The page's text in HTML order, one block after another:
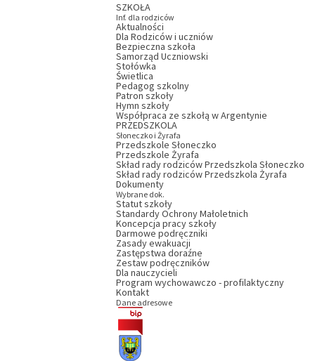
SZKOŁA
Inf. dla rodziców
Aktualności
Dla Rodziców i uczniów
Bezpieczna szkoła
Samorząd Uczniowski
Stołówka
Świetlica
Pedagog szkolny
Patron szkoły
Hymn szkoły
Współpraca ze szkołą w Argentynie
PRZEDSZKOLA
Słoneczko i Żyrafa
Przedszkole Słoneczko
Przedszkole Żyrafa
Skład rady rodziców Przedszkola Słoneczko
Skład rady rodziców Przedszkola Żyrafa
Dokumenty
Wybrane dok.
Statut szkoły
Standardy Ochrony Małoletnich
Koncepcja pracy szkoły
Darmowe podręczniki
Zasady ewakuacji
Zastępstwa doraźne
Zestaw podręczników
Dla nauczycieli
Program wychowawczo - profilaktyczny
Kontakt
Dane adresowe